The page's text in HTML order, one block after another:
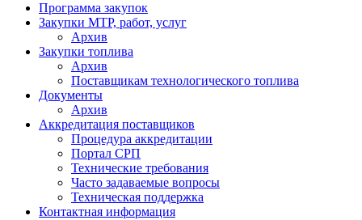
Программа закупок
Закупки МТР, работ, услуг
Архив
Закупки топлива
Архив
Поставщикам технологического топлива
Документы
Архив
Аккредитация поставщиков
Процедура аккредитации
Портал СРП
Технические требования
Часто задаваемые вопросы
Техническая поддержка
Контактная информация